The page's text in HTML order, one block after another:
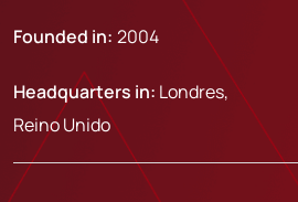
Founded in: 2004
Headquarters in: Londres,
Reino Unido